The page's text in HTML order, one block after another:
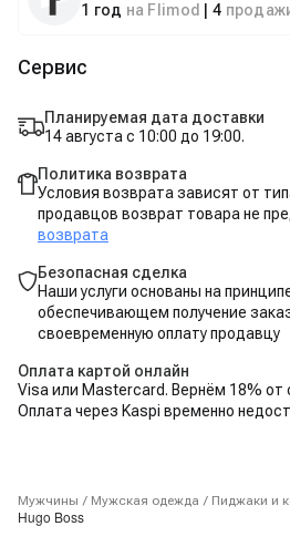
1 год на Flimod 4
Сервис
Планируемая дата доставки
14 августа с 10:00 до 19:00.
Политика возврата
Условия возврата зависят от
продавцов возврат товара не
возврата
Безопасная сделка
Наши услуги основаны на
обеспечивающем получение
своевременную оплату продавцу
Оплата картой онлайн
Visa или Mastercard. Вернём 18% от
Оплата через Kaspi временно
Мужчины / Мужская одежда / Пиджаки и
Hugo Boss